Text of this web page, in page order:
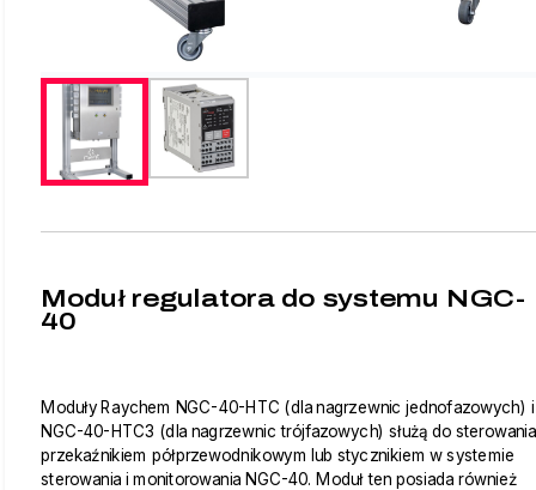
Moduł regulatora do systemu NGC-
40
Moduły Raychem NGC-40-HTC (dla nagrzewnic jednofazowych) i
NGC-40-HTC3 (dla nagrzewnic trójfazowych) służą do sterowania
przekaźnikiem półprzewodnikowym lub stycznikiem w systemie
sterowania i monitorowania NGC-40. Moduł ten posiada również